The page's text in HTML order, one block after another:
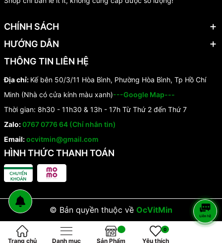
CHÍNH SÁCH
HƯỚNG DẪN
THÔNG TIN LIÊN HỆ
Địa chỉ: Kế bên 50/3/11 Hòa Bình, Phường Hòa Bình, Tp Hồ Chí
Minh (Nhà có cửa kính màu xanh)---Google Map---
Thời gian: 8h30 - 11h30 & 13h - 17h Từ Thứ 2 đến Thứ 7
Zalo:0767 0776 64 (Chỉ nhắn tin)
Email:ocvitmin@gmail.com
HÌNH THỨC THANH TOÁN
© Bản quyền thuộc về OcVitMin
Trang chủ Danh mục Sản Phẩm
0
Yêu thích